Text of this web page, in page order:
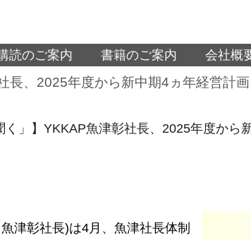
読のご案内 書籍のご案内 会社概
長、2025年度から新中期4ヵ年経営計
く」】YKKAP魚津彰社長、2025年度か
津彰社長)は4月、魚津社長体制